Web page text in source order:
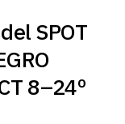
SPOT
8–24º